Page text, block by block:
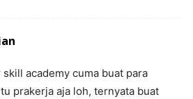
academy cuma buat para
prakerja aja loh, ternyata buat